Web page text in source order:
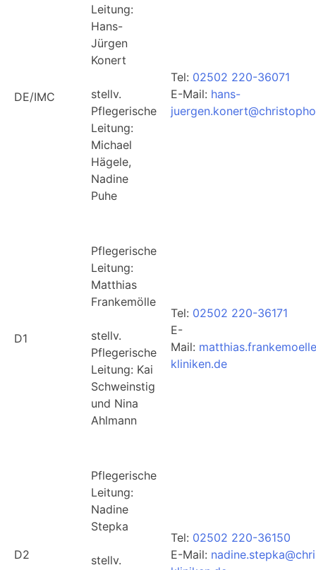
DE/IMC
Leitung:
Hans-
Jürgen
Konert
stellv.
Pflegerische
Leitung:
Michael
Hägele,
Nadine
Puhe
Tel: 02502 220-36071
E-Mail: hans-
D1
Pflegerische
Leitung:
Matthias
Frankemölle
stellv.
Pflegerische
Leitung: Kai
Schweinstig
und Nina
Ahlmann
Tel: 02502 220-36171
E-
Mail:
kliniken.de
D2
Pflegerische
Leitung:
Nadine
Stepka
stellv.
Tel: 02502 220-36150
E-Mail: